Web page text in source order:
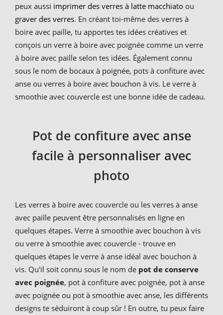
peux aussi imprimer des verres à latte macchiato ou
graver des verres. En créant toi-même des verres à
boire avec paille, tu apportes tes idées créatives et
conçois un verre à boire avec poignée comme un verre
à boire avec paille selon tes idées. Également connu
sous le nom de bocaux à poignée, pots à confiture avec
anse ou verres à boire avec bouchon à vis. Le verre à
smoothie avec couvercle est une bonne idée de cadeau.
Pot de confiture avec anse
facile à personnaliser avec
photo
Les verres à boire avec couvercle ou les verres à anse
avec paille peuvent être personnalisés en ligne en
quelques étapes. Verre à smoothie avec bouchon à vis
ou verre à smoothie avec couvercle - trouve en
quelques étapes le verre à anse idéal avec bouchon à
vis. Qu'il soit connu sous le nom de pot de conserve
avec poignée, pot à confiture avec poignée, pot à anse
avec poignée ou pot à smoothie avec anse, les différents
designs te séduiront à coup sûr ! En outre, tu peux faire